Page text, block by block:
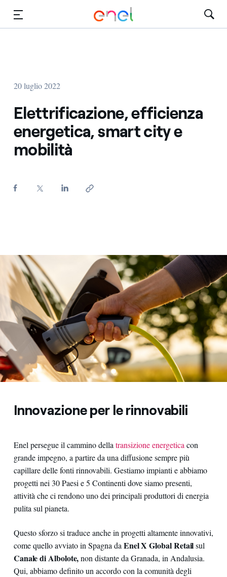
20 luglio 2022
Elettrificazione, efficienza
energetica, smart city e
mobilità
Innovazione per le rinnovabili
Enel persegue il cammino della transizione energetica con
grande impegno, a partire da una diffusione sempre più
capillare delle fonti rinnovabili. Gestiamo impianti e abbiamo
progetti nei 30 Paesi e 5 Continenti dove siamo presenti,
attività che ci rendono uno dei principali produttori di energia
pulita sul pianeta.
Questo sforzo si traduce anche in progetti altamente innovativi,
come quello avviato in Spagna da Enel X Global Retailsul
Canale di Albolote,non distante da Granada, in Andalusia.
Qui, abbiamo definito un accordo con la comunità degli